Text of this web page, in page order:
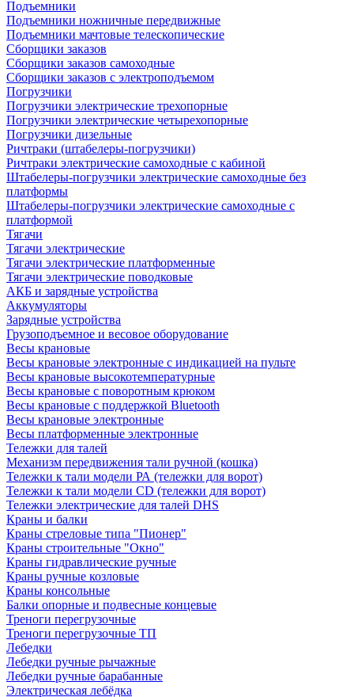
Подъемники
Подъемники ножничные передвижные
Подъемники мачтовые телескопические
Сборщики заказов
Сборщики заказов самоходные
Сборщики заказов с электроподъемом
Погрузчики
Погрузчики электрические трехопорные
Погрузчики электрические четырехопорные
Погрузчики дизельные
Ричтраки (штабелеры-погрузчики)
Ричтраки электрические самоходные с кабиной
Штабелеры-погрузчики электрические самоходные без
платформы
Штабелеры-погрузчики электрические самоходные с
платформой
Тягачи
Тягачи электрические
Тягачи электрические платформенные
Тягачи электрические поводковые
АКБ и зарядные устройства
Аккумуляторы
Зарядные устройства
Грузоподъемное и весовое оборудование
Весы крановые
Весы крановые электронные с индикацией на пульте
Весы крановые высокотемпературные
Весы крановые с поворотным крюком
Весы крановые с поддержкой Bluetooth
Весы крановые электронные
Весы платформенные электронные
Тележки для талей
Механизм передвижения тали ручной (кошка)
Тележки к тали модели РА (тележки для ворот)
Тележки к тали модели CD (тележки для ворот)
Тележки электрические для талей DHS
Краны и балки
Краны стреловые типа "Пионер"
Краны строительные "Окно"
Краны гидравлические ручные
Краны ручные козловые
Краны консольные
Балки опорные и подвесные концевые
Треноги перегрузочные
Треноги перегрузочные ТП
Лебедки
Лебедки ручные рычажные
Лебедки ручные барабанные
Электрическая лебёдка